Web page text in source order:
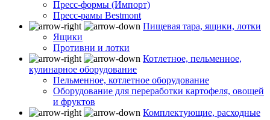
Пресс-формы (Импорт)
Пресс-рамы Bestmont
Пищевая тара, ящики, лотки
Ящики
Противни и лотки
Котлетное, пельменное,
кулинарное оборудование
Пельменное, котлетное оборудование
Оборудование для переработки картофеля, овощей
и фруктов
Комплектующие, расходные